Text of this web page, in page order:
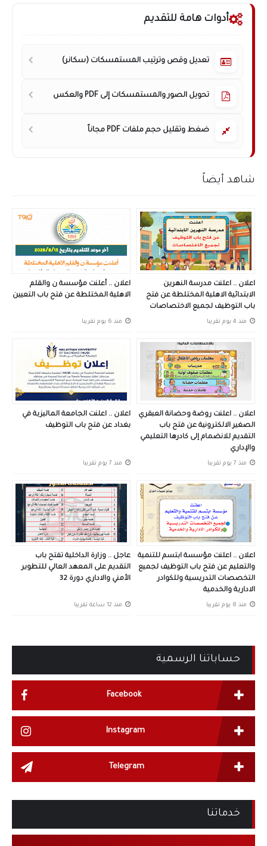
أدوات هامة للتقديم
تعديل وقص وترتيب المستمسكات (سكانر)
تحويل الصور والمستمسكات إلى PDF والعكس
ضغط وتقليل حجم ملفات PDF مجاناً
شاهد أيضاً
اعلان .. اعلنت مدرسة النهرين
الابتدائية الاهلية المختلطة عن فتح
باب التوظيف لجميع الاختصاصات
منذ 4 يوم تقريبا
اعلان .. أعلنت مؤسسة ن والقلم
الاهلية المختلطة عن فتح باب التعيين
منذ 6 يوم تقريبا
اعلان .. اعلنت روضة وحضانة العبقري
الصغير الالكترونية عن فتح باب
التقديم للانضمام إلى كادرها التعليمي
والإداري
منذ 7 يوم تقريبا
اعلان .. اعلنت الجامعة الماليزية في
بغداد عن فتح باب التوظيف
منذ 7 يوم تقريبا
اعلان .. اعلنت مؤسسة ابتسم للتنمية
والتعليم عن فتح باب التوظيف لجميع
التخصصات التدريسية وللكوادر
الادارية والخدمية
منذ 8 يوم تقريبا
عاجل .. وزارة الداخلية تفتح باب
التقديم على المعهد العالي للتطوير
الأمني والاداري دورة 32
منذ 12 ساعة تقريبا
حساباتنا الرسمية
Facebook
Instagram
Telegram
خدماتنا